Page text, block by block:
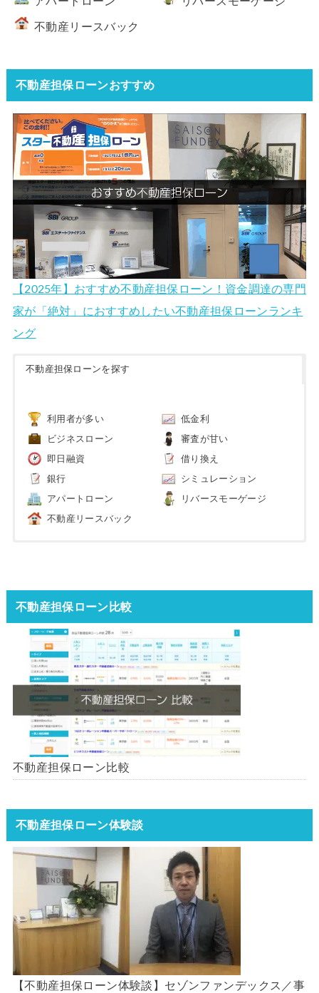
不動産リースバック
不動産担保ローンおすすめ
【2025年】おすすめ不動産担保ローン！資金調達の専門
家が「絶対」におすすめしたい不動産担保ローンランキ
ング
不動産担保ローンを探す
利用者が多い 低金利
ビジネスローン 審査が甘い
即日融資 借り換え
銀行 シミュレーション
アパートローン リバースモーゲージ
不動産リースバック
不動産担保ローン比較
不動産担保ローン比較
不動産担保ローン体験談
【不動産担保ローン体験談】セゾンファンデックス／事